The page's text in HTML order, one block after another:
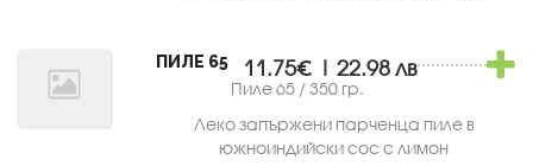
ПИЛЕ 65
Пиле 65 / 350 гр.
11.75€ | 22.98 лв
Леко запържени парченца пиле в
южноиндийски сос с лимон